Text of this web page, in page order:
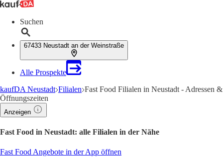
Suchen
67433 Neustadt an der Weinstraße
Alle Prospekte
kaufDA Neustadt Filialen Fast Food Filialen in Neustadt - Adressen &
Öffnungszeiten
Anzeigen
Fast Food in Neustadt: alle Filialen in der Nähe
Fast Food Angebote in der App öffnen